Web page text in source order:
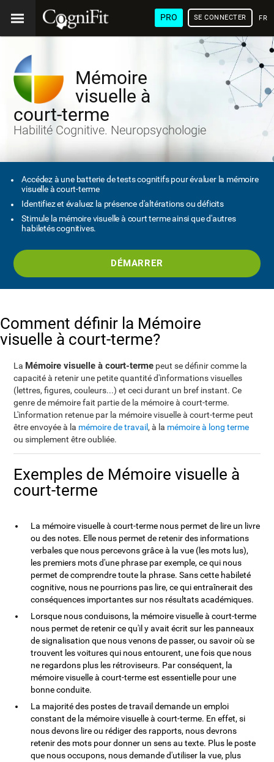
PRO SE CONNECTER
Mémoire
visuelle à
court-terme
Habilité Cognitive. Neuropsychologie
Accédez à une batterie de tests cognitifs pour évaluer la mémoire
visuelle à court-terme
Identifiez et évaluez la présence d'altérations ou déficits
Stimule la mémoire visuelle à court terme ainsi que d'autres
habiletés cognitives.
DÉMARRER
Comment définir la Mémoire
visuelle à court-terme?
La Mémoire visuelle à court-terme peut se définir comme la
capacité à retenir une petite quantité d'informations visuelles
(lettres, figures, couleurs...) et ceci durant un bref instant. Ce
genre de mémoire fait partie de la mémoire à court-terme.
L'information retenue par la mémoire visuelle à court-terme peut
être envoyée à la mémoire de travail , à la mémoire à long terme
ou simplement être oubliée.
Exemples de Mémoire visuelle à
court-terme
La mémoire visuelle à court-terme nous permet de lire un livre
ou des notes. Elle nous permet de retenir des informations
verbales que nous percevons grâce à la vue (les mots lus),
les premiers mots d'une phrase par exemple, ce qui nous
permet de comprendre toute la phrase. Sans cette habileté
cognitive, nous ne pourrions pas lire, ce qui entraînerait des
conséquences importantes sur nos résultats académiques.
Lorsque nous conduisons, la mémoire visuelle à court-terme
nous permet de retenir ce qu'il y avait écrit sur les panneaux
de signalisation que nous venons de passer, ou savoir où se
trouvent les voitures qui nous entourent, une fois que nous
ne regardons plus les rétroviseurs. Par conséquent, la
mémoire visuelle à court-terme est essentielle pour une
bonne conduite.
La majorité des postes de travail demande un emploi
constant de la mémoire visuelle à court-terme. En effet, si
nous devons lire ou rédiger des rapports, nous devrons
retenir des mots pour donner un sens au texte. Plus le poste
que nous occupons, nous demande d'utiliser la vue, plus